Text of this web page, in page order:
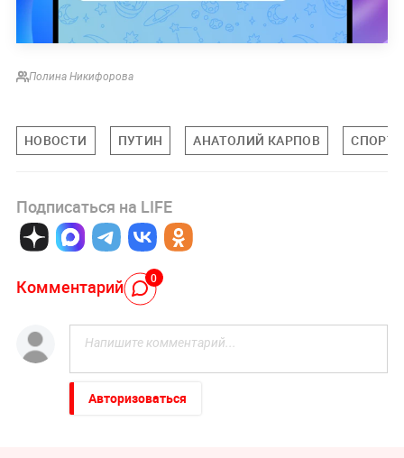
Полина Никифорова
НОВОСТИ ПУТИН АНАТОЛИЙ КАРПОВ СПОРТ
Подписаться на LIFE
Комментарий 0
Авторизоваться